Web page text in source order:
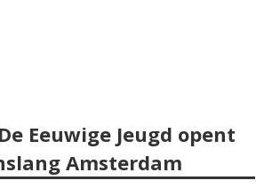
Eeuwige Jeugd opent
Amsterdam